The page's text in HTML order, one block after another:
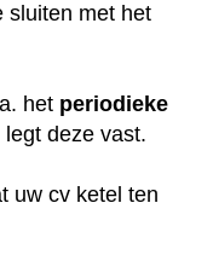
sluiten met het
het periodieke
deze vast.
uw cv ketel ten